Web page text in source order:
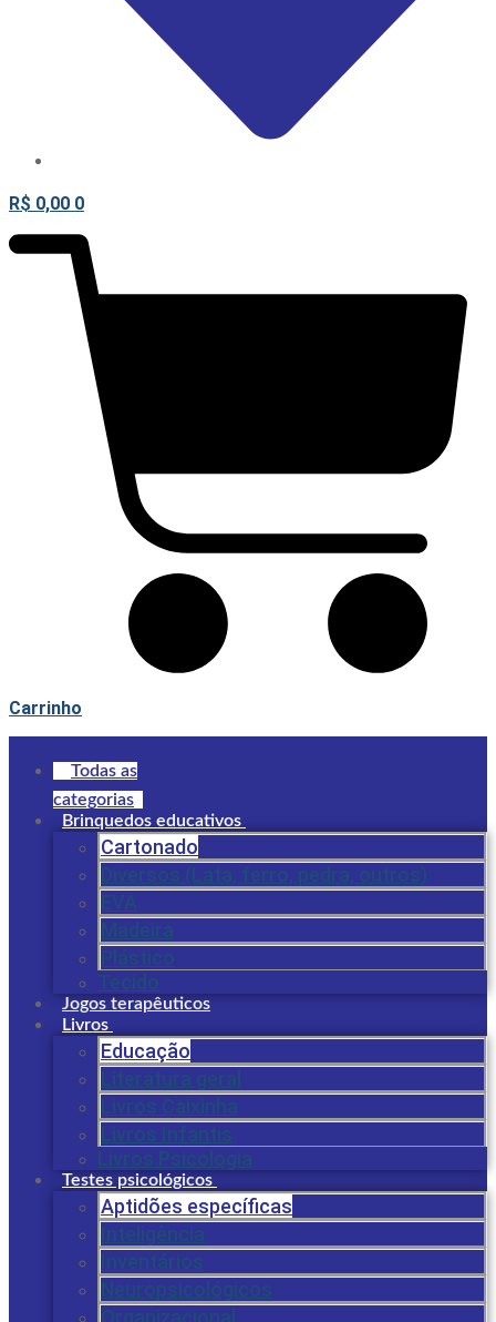
R$ 0,00 0
Carrinho
Todas as
categorias
Brinquedos educativos
Cartonado
Diversos (Lata, ferro, pedra, outros)
EVA
Madeira
Plástico
Tecido
Jogos terapêuticos
Livros
Educação
Literatura geral
Livros Caixinha
Livros Infantis
Livros Psicologia
Testes psicológicos
Aptidões específicas
Inteligência
Inventários
Neuropsicológicos
Organizacional